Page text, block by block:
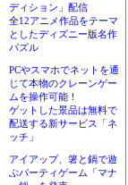
ディション」配信
全12アニメ作品をテーマ
としたディズニー版名作
パズル
PCやスマホでネットを通
じて本物のクレーンゲー
ムを操作可能！
ゲットした景品は無料で
配送する新サービス「ネ
ッチ」
アイアップ、箸と鍋で遊
ぶパーティゲーム「マナ